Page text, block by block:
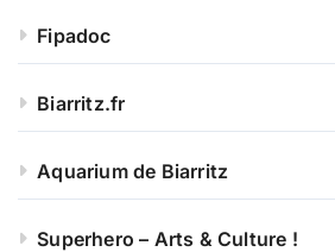
Fipadoc
Biarritz.fr
Aquarium de Biarritz
Superhero – Arts & Culture !